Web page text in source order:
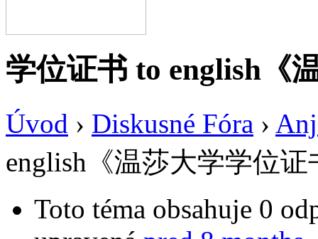
学位证书 to english《
Úvod › Diskusné Fóra ›
english《温莎大学学位证
Toto téma obsahuje 0